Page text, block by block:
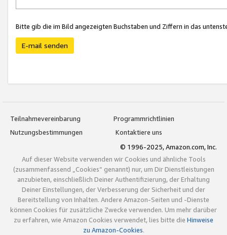
Bitte gib die im Bild angezeigten Buchstaben und Ziffern in das
E-mail senden
Teilnahmevereinbarung
Programmrichtlinien
Nutzungsbestimmungen
Kontaktiere uns
© 1996-2025, Amazon.com, Inc.
Auf dieser Website verwenden wir Cookies und ähnliche Tools
(zusammenfassend „Cookies“ genannt) nur, um Dir Dienstleistungen
anzubieten, einschließlich Deiner Authentifizierung, der Erhaltung
Deiner Einstellungen, der Verbesserung der Sicherheit und der
Bereitstellung von Inhalten. Andere Amazon-Seiten und -Dienste
können Cookies für zusätzliche Zwecke verwenden. Um mehr darüber
zu erfahren, wie Amazon Cookies verwendet, lies bitte die Hinweise
zu Amazon-Cookies.